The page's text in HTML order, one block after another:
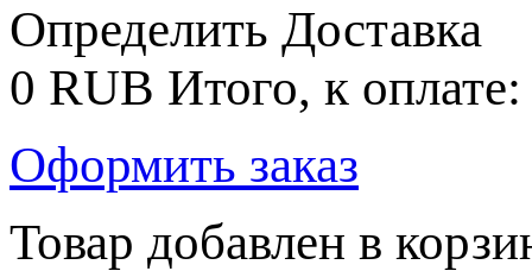
Определить Доставка
0 RUB Итого, к оплате:
Оформить заказ
Товар добавлен в